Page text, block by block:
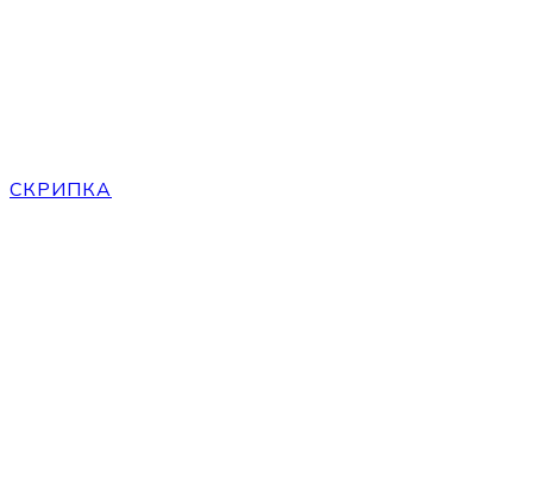
СКРИПКА